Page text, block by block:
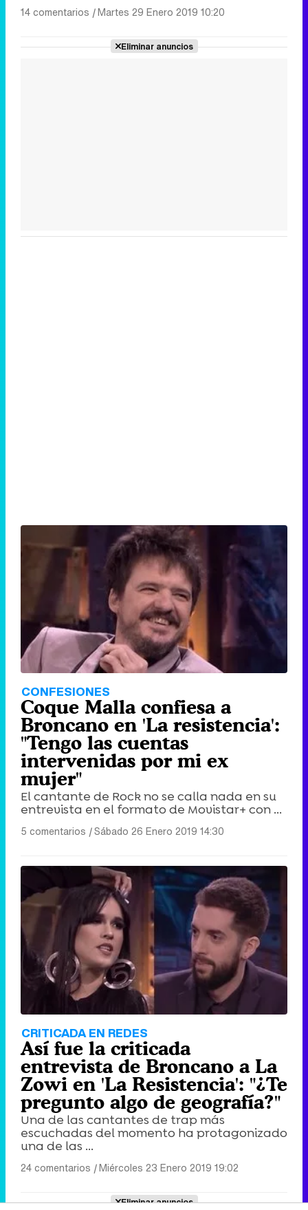
14 comentarios |Martes 29 Enero 2019 10:20
Eliminar anuncios
CONFESIONES
Coque Malla confiesa a
Broncano en 'La resistencia':
"Tengo las cuentas
intervenidas por mi ex
mujer"
El cantante de Rock no se calla nada en su
entrevista en el formato de Movistar+ con ...
5 comentarios |Sábado 26 Enero 2019 14:30
CRITICADA EN REDES
Así fue la criticada
entrevista de Broncano a La
Zowi en 'La Resistencia': "¿Te
pregunto algo de geografía?"
Una de las cantantes de trap más
escuchadas del momento ha protagonizado
una de las ...
24 comentarios |Miércoles 23 Enero 2019 19:02
Eliminar anuncios